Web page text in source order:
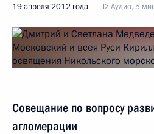
19 апреля 2012 года Аудио, 5
Совещание по вопросу
агломерации